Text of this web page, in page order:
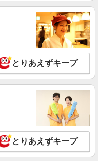
詳細を見る
事業所）/FTUN106563
24.9万円（残業等含む収
円＝1500円×7時間55分×21
、交通費別途支給 ※交通費
。通勤交通費実費支払／
カー通勤可能/駐車場完備
詳細を見る
事業所）/FTUB102141
とりあえずキープ
とりあえずキープ